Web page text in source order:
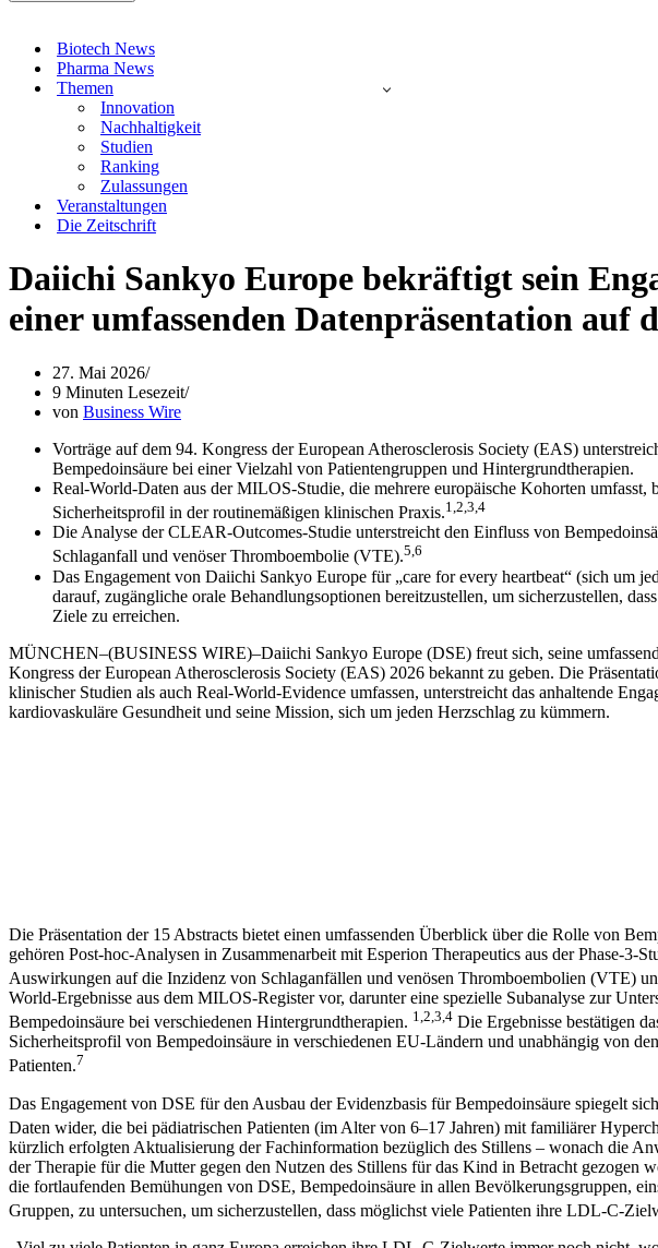
Biotech News
Pharma News
Themen
Innovation
Nachhaltigkeit
Studien
Ranking
Zulassungen
Veranstaltungen
Die Zeitschrift
Daiichi Sankyo Europe bekräftigt sein
einer umfassenden Datenpräsentation auf
27. Mai 2026
9 Minuten Lesezeit
von Business Wire
Vorträge auf dem 94. Kongress der European Atherosclerosis Society (EAS)
Bempedoinsäure bei einer Vielzahl von Patientengruppen und Hintergrundtherapien.
Real-World-Daten aus der MILOS-Studie, die mehrere europäische Kohorten umfasst,
Sicherheitsprofil in der routinemäßigen klinischen Praxis.1,2,3,4
Die Analyse der CLEAR-Outcomes-Studie unterstreicht den Einfluss von
Schlaganfall und venöser Thromboembolie (VTE).5,6
Das Engagement von Daiichi Sankyo Europe für „care for every heartbeat“ (sich um
darauf, zugängliche orale Behandlungsoptionen bereitzustellen, um sicherzustellen,
Ziele zu erreichen.
MÜNCHEN–(BUSINESS WIRE)–Daiichi Sankyo Europe (DSE) freut sich, seine
Kongress der European Atherosclerosis Society (EAS) 2026 bekannt zu geben. Die
klinischer Studien als auch Real-World-Evidence umfassen, unterstreicht das anhaltende
kardiovaskuläre Gesundheit und seine Mission, sich um jeden Herzschlag zu kümmern.
Die Präsentation der 15 Abstracts bietet einen umfassenden Überblick über die Rolle von
gehören Post-hoc-Analysen in Zusammenarbeit mit Esperion Therapeutics aus der Phase-3-
Auswirkungen auf die Inzidenz von Schlaganfällen und venösen Thromboembolien (VTE)
World-Ergebnisse aus dem MILOS-Register vor, darunter eine spezielle Subanalyse zur
Bempedoinsäure bei verschiedenen Hintergrundtherapien. 1,2,3,4 Die Ergebnisse bestätigen
Sicherheitsprofil von Bempedoinsäure in verschiedenen EU-Ländern und unabhängig von
Patienten.7
Das Engagement von DSE für den Ausbau der Evidenzbasis für Bempedoinsäure spiegelt
Daten wider, die bei pädiatrischen Patienten (im Alter von 6–17 Jahren) mit familiärer
kürzlich erfolgten Aktualisierung der Fachinformation bezüglich des Stillens – wonach die
der Therapie für die Mutter gegen den Nutzen des Stillens für das Kind in Betracht gezogen
die fortlaufenden Bemühungen von DSE, Bempedoinsäure in allen Bevölkerungsgruppen,
Gruppen, zu untersuchen, um sicherzustellen, dass möglichst viele Patienten ihre LDL-C-